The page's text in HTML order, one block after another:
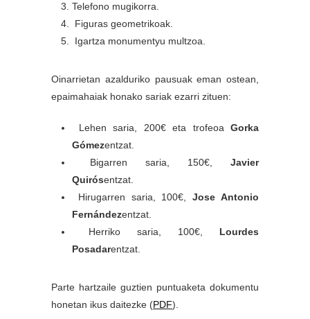
Telefono mugikorra.
Figuras geometrikoak.
Igartza monumentyu multzoa.
Oinarrietan azalduriko pausuak eman ostean,
epaimahaiak honako sariak ezarri zituen:
Lehen saria, 200€ eta trofeoa Gorka
Gómezentzat.
Bigarren saria, 150€, Javier
Quirósentzat.
Hirugarren saria, 100€,Jose Antonio
Fernándezentzat.
Herriko saria, 100€, Lourdes
Posadarentzat.
Parte hartzaile guztien puntuaketa dokumentu
honetan ikus daitezke (PDF).